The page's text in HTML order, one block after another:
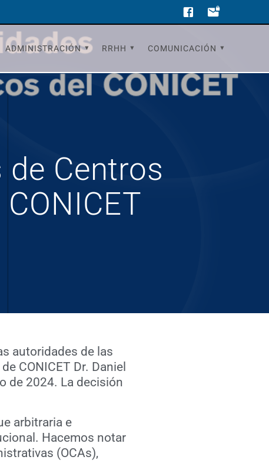
ADMINISTRACIÓN RRHH COMUNICACIÓN
Centros
autoridades de las
CONICET Dr. Daniel
de 2024. La decisión
arbitraria e
Hacemos notar
(OCAs),